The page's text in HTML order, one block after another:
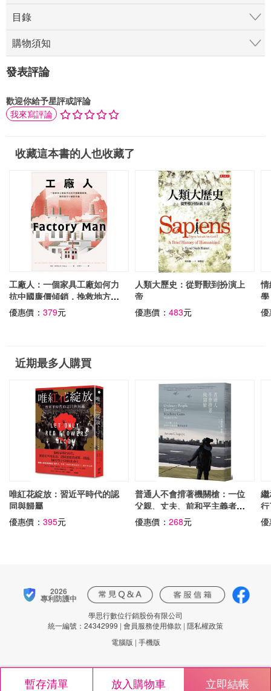
暫存清單 放入購物車 立即結帳
目錄
購物須知
發表評論
歡迎你給予星評或評論
我來寫評論
收藏這本書的人也收藏了
工廠人：一個家具工廠如何力
抗中國廉價傾銷，挽救地方小
鎮的命運
優惠價： 379元
人類大歷史：從野獸到扮演上
帝
優惠價：483元
近期最多人購買
唯紅花綻放：習近平時代的認
同與歸屬
優惠價： 395元
普通人不會揹著機關槍：一位
父親、丈夫、前和平主義者對
戰爭的思考
優惠價：268元
2026
專利防護中
學思行數位行銷股份有限公司
統一編號：24342999 | 會員服務使用條款 | 隱私權政策
電腦版 | 手機版